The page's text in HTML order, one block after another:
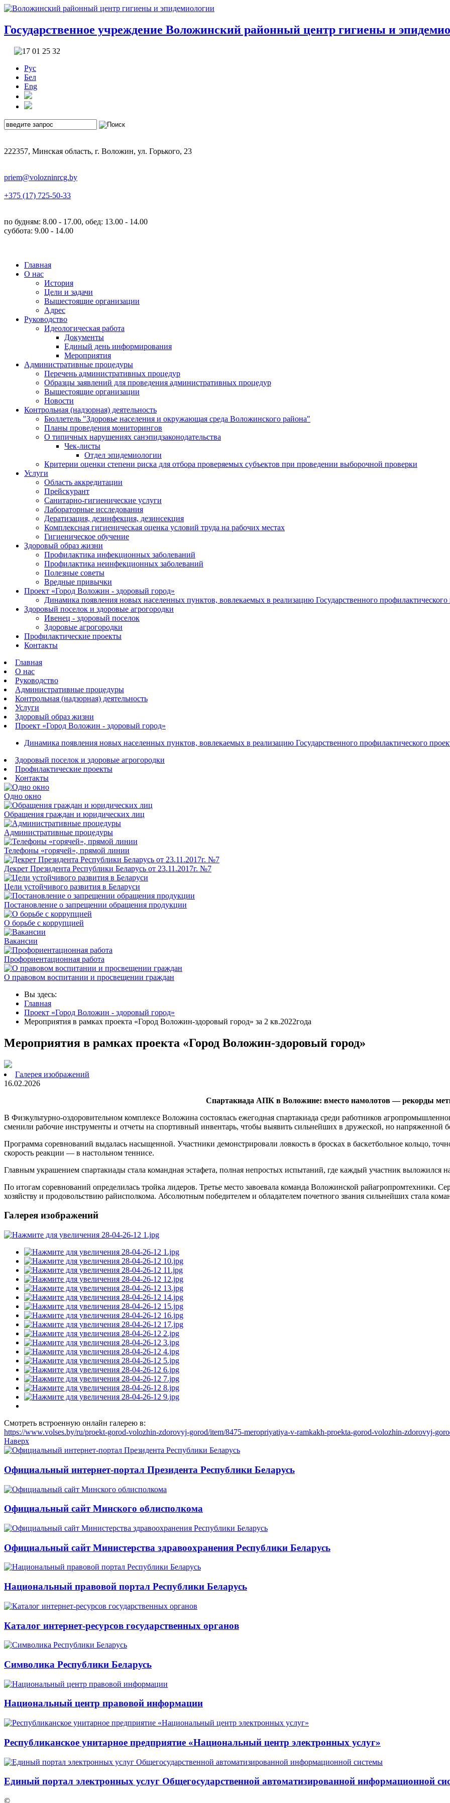
Государственное учреждение Воложинский районный центр гигиены и
Рус
Бел
Eng
222357, Минская область, г. Воложин, ул. Горького, 23
priem@volozninrcg.by
+375 (17) 725-50-33
по будням: 8.00 - 17.00, обед: 13.00 - 14.00
суббота: 9.00 - 14.00
Главная
О нас
История
Цели и задачи
Вышестоящие организации
Адрес
Руководство
Идеологическая работа
Документы
Единый день информирования
Мероприятия
Административные процедуры
Перечень административных процедур
Образцы заявлений для проведения административных процедур
Вышестоящие организации
Новости
Контрольная (надзорная) деятельность
Бюллетель "Здоровье населения и окружающая среда Воложинского района"
Планы проведения мониторингов
О типичных нарушениях санэпидзаконодательства
Чек-листы
Отдел эпидемиологии
Критерии оценки степени риска для отбора проверяемых субъектов при проведении выборочной проверки
Услуги
Область аккредитации
Прейскурант
Санитарно-гигиенические услуги
Лабораторные исследования
Дератизация, дезинфекция, дезинсекция
Комплексная гигиеническая оценка условий труда на рабочих местах
Гигиеническое обучение
Здоровый образ жизни
Профилактика инфекционных заболеваний
Профилактика неинфекционных заболеваний
Полезные советы
Вредные привычки
Проект «Город Воложин - здоровый город»
Динамика появления новых населенных пунктов, вовлекаемых в реализацию Государственного
Здоровый поселок и здоровые агрогородки
Ивенец - здоровый поселок
Здоровые агрогородки
Профилактические проекты
Контакты
Главная
О нас
Руководство
Административные процедуры
Контрольная (надзорная) деятельность
Услуги
Здоровый образ жизни
Проект «Город Воложин - здоровый город»
Динамика появления новых населенных пунктов, вовлекаемых в реализацию Государственного профилактического
Здоровый поселок и здоровые агрогородки
Профилактические проекты
Контакты
Одно окно
Обращения граждан и юридических лиц
Административные процедуры
Телефоны «горячей», прямой линии
Декрет Президента Республики Беларусь от 23.11.2017г. №7
Цели устойчивого развития в Беларуси
Постановление о запрещении обращения продукции
О борьбе с коррупцией
Вакансии
Профориентационная работа
О правовом воспитании и просвещении граждан
Вы здесь:
Главная
Проект «Город Воложин - здоровый город»
Мероприятия в рамках проекта «Город Воложин-здоровый город» за 2 кв.2022года
Мероприятия в рамках проекта «Город Воложин-здоровый город»
Галерея изображений
16.02.2026
Спартакиада АПК в Воложине: вместо намолотов — рекорды
В Физкультурно-оздоровительном комплексе Воложина состоялась ежегодная спартакиада среди работников
сменили рабочие инструменты и отчеты на спортивный инвентарь, чтобы выявить сильнейших в дружеской, но напряженной
Программа соревнований выдалась насыщенной. Участники демонстрировали ловкость в бросках в баскетбольное кольцо,
скорость реакции — в настольном теннисе.
Главным украшением спартакиады стала командная эстафета, полная непростых испытаний, где каждый участник выложился
По итогам соревнований определилась тройка лидеров. Третье место завоевала команда Воложинской райагропромтехники.
хозяйству и продовольствию райисполкома. Абсолютным победителем и обладателем почетного звания сильнейших стала
Галерея изображений
Смотреть встроенную онлайн галерею в:
https://www.volses.by/ru/proekt-gorod-volozhin-zdorovyj-gorod/item/8475-meropriyatiya-v-ramkakh-proekta-gorod-volozhin-zdorovyj-
Наверх
Официальный интернет-портал Президента Республики Беларусь
Официальный сайт Минского облисполкома
Официальный сайт Министерства здравоохранения Республики Беларусь
Национальный правовой портал Республики Беларусь
Каталог интернет-ресурсов государственных органов
Символика Республики Беларусь
Национальный центр правовой информации
Республиканское унитарное предприятие «Национальный центр электронных услуг»
Единый портал электронных услуг Общегосударственной автоматизированной информационной
©